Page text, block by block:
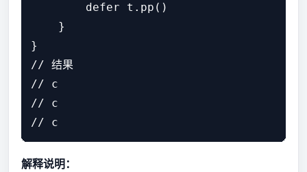
        defer t.pp()
    }
}
// 结果
// c
// c
解释说明：